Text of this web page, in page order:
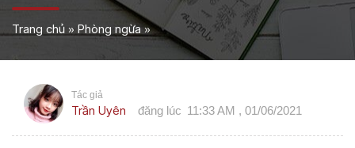
Trang chủ » Phòng ngừa»
Tác giả
Trần Uyên đăng lúc 11:33 AM , 01/06/2021